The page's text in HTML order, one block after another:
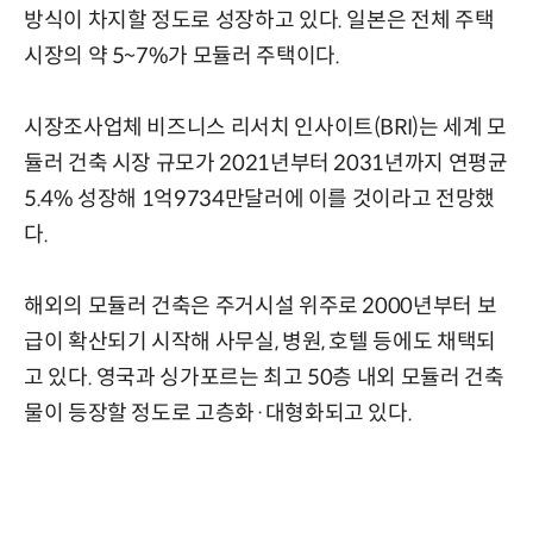
방식이 차지할 정도로 성장하고 있다. 일본은 전체 주택
시장의 약 5~7%가 모듈러 주택이다.
시장조사업체 비즈니스 리서치 인사이트(BRI)는 세계 모
듈러 건축 시장 규모가 2021년부터 2031년까지 연평균
5.4% 성장해 1억9734만달러에 이를 것이라고 전망했
다.
해외의 모듈러 건축은 주거시설 위주로 2000년부터 보
급이 확산되기 시작해 사무실, 병원, 호텔 등에도 채택되
고 있다. 영국과 싱가포르는 최고 50층 내외 모듈러 건축
물이 등장할 정도로 고층화·대형화되고 있다.